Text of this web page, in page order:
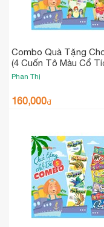
Combo Quà Tặng
(4 Cuốn Tô Màu Cổ
Hoàng Tử + 4 Cuốn
Vì Sao Lại Thế)
Phan Thị
160,000₫